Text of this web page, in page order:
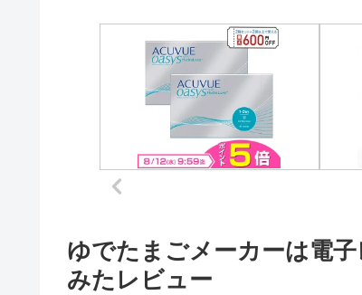
ゆでたまごメーカーは電
みたレビュー